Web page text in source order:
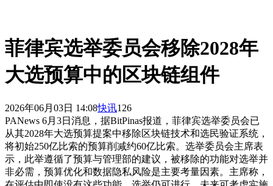
菲律宾选举委员会移除2028年
大选预算中的区块链组件
2026年06月03日 14:08快讯126
PANews 6月3日消息，据BitPinas报道，菲律宾选举委员会已
从其2028年大选预算提案中移除区块链技术和选民验证系统，
将初始250亿比索的预算削减约60亿比索。选举委员会主席表
示，此举遵循了预算与管理部的建议，被移除的功能对选举并
非必需，预算优化和数据隐私风险是主要考量因素。主席称，